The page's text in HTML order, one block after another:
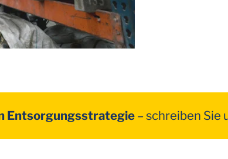
Entsorgungsstrategie – schreiben Sie